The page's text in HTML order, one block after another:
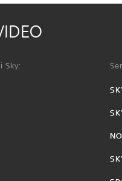
Sky: